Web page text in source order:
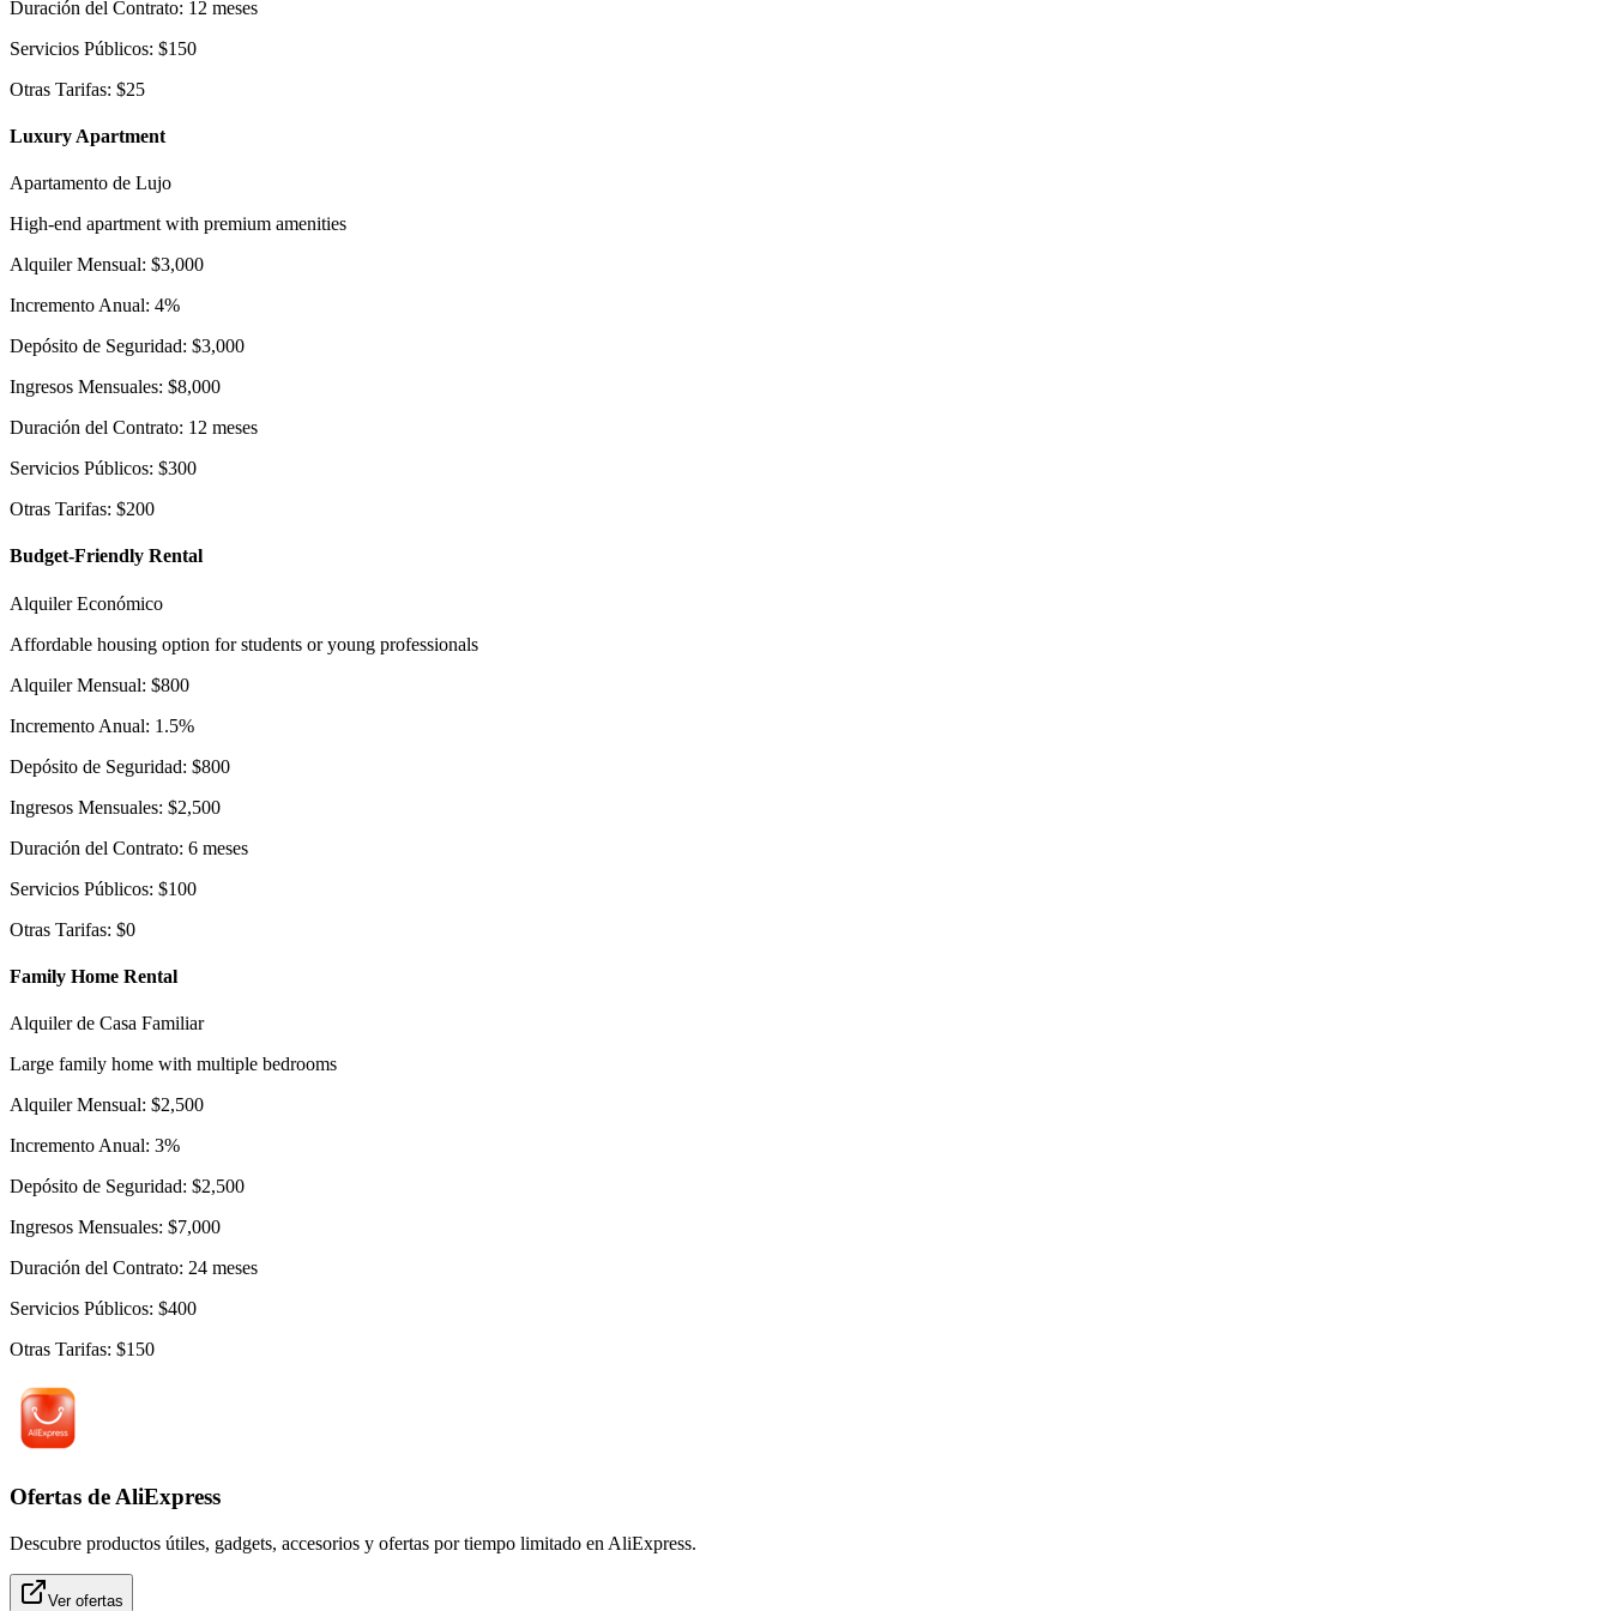
Duración del Contrato: 12 meses
Servicios Públicos: $150
Otras Tarifas: $25
Luxury Apartment
Apartamento de Lujo
High-end apartment with premium amenities
Alquiler Mensual: $3,000
Incremento Anual: 4%
Depósito de Seguridad: $3,000
Ingresos Mensuales: $8,000
Duración del Contrato: 12 meses
Servicios Públicos: $300
Otras Tarifas: $200
Budget-Friendly Rental
Alquiler Económico
Affordable housing option for students or young professionals
Alquiler Mensual: $800
Incremento Anual: 1.5%
Depósito de Seguridad: $800
Ingresos Mensuales: $2,500
Duración del Contrato: 6 meses
Servicios Públicos: $100
Otras Tarifas: $0
Family Home Rental
Alquiler de Casa Familiar
Large family home with multiple bedrooms
Alquiler Mensual: $2,500
Incremento Anual: 3%
Depósito de Seguridad: $2,500
Ingresos Mensuales: $7,000
Duración del Contrato: 24 meses
Servicios Públicos: $400
Otras Tarifas: $150
Ofertas de AliExpress
Descubre productos útiles, gadgets, accesorios y ofertas por tiempo limitado en AliExpress.
Ver ofertas